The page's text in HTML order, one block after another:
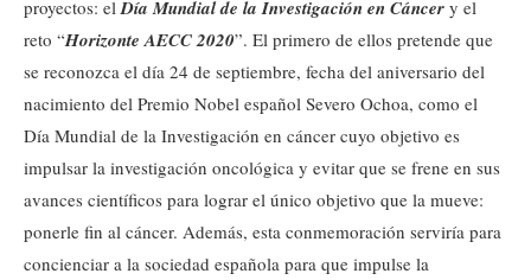
proyectos: elDía Mundial de la Investigación en Cáncer y el
reto “Horizonte AECC 2020”. El primero de ellos pretende que
se reconozca el día 24 de septiembre, fecha del aniversario del
nacimiento del Premio Nobel español Severo Ochoa, como el
Día Mundial de la Investigación en cáncer cuyo objetivo es
impulsar la investigación oncológica y evitar que se frene en sus
avances científicos para lograr el único objetivo que la mueve:
ponerle fin al cáncer. Además, esta conmemoración serviría para
concienciar a la sociedad española para que impulse la